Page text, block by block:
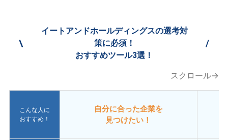
\
イートアンドホールディングスの選考対
策に必須！
おすすめツール3選！
/
スクロール→
こんな人に
おすすめ！
自分に合った企業を
見つけたい！